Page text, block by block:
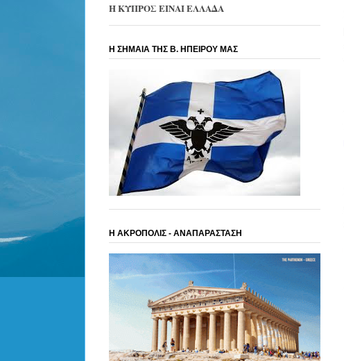
Η ΚΥΠΡΟΣ ΕΙΝΑΙ ΕΛΛΑΔΑ
Η ΣΗΜΑΙΑ ΤΗΣ Β. ΗΠΕΙΡΟΥ ΜΑΣ
Η ΑΚΡΟΠΟΛΙΣ - ΑΝΑΠΑΡΑΣΤΑΣΗ